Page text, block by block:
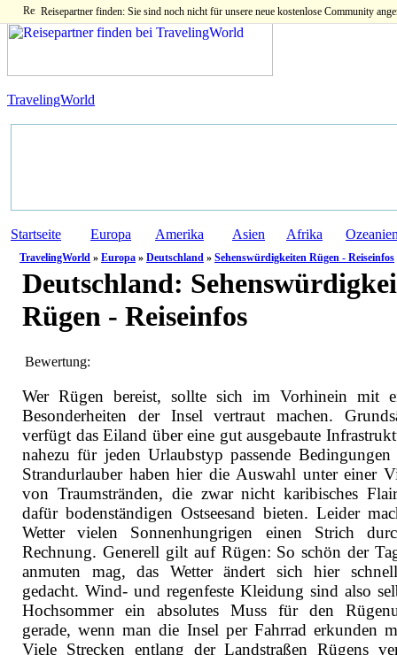
Reisepartner finden: Sie sind noch nicht für unsere neue kostenlose Community
TravelingWorld
Startseite Europa Amerika Asien Afrika
TravelingWorld » Europa » Deutschland » Sehenswürdigkeiten Rügen - Reiseinfos
Deutschland:
Rügen - Reiseinfos
Bewertung:
Wer Rügen bereist, sollte sich im Vorhinein mit
Besonderheiten der Insel vertraut machen.
verfügt das Eiland über eine gut ausgebaute
nahezu für jeden Urlaubstyp passende Bedingungen
Strandurlauber haben hier die Auswahl unter einer
von Traumstränden, die zwar nicht karibisches
dafür bodenständigen Ostseesand bieten. Leider
Wetter vielen Sonnenhungrigen einen Strich
Rechnung. Generell gilt auf Rügen: So schön der
anmuten mag, das Wetter ändert sich hier
gedacht. Wind- und regenfeste Kleidung sind also
Hochsommer ein absolutes Muss für den
gerade, wenn man die Insel per Fahrrad erkunden
Viele Strecken entlang der Landstraßen Rügens